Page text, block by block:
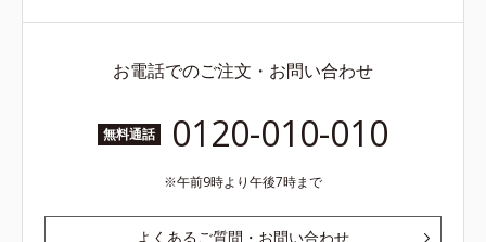
お電話でのご注文・お問い合わせ
無料通話 0120-010-010
午前9時より午後7時まで
よくあるご質問・お問い合わせ